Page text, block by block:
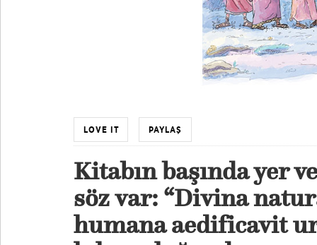
LOVE IT PAYLAŞ
Kitabın başında yer
söz var: “Divina
humana aedificavit